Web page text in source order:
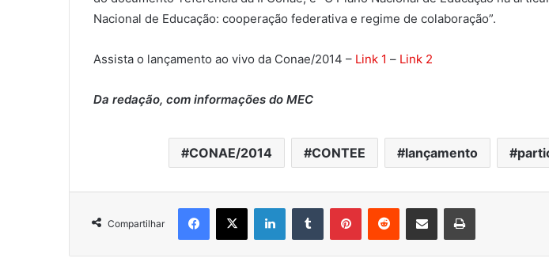
Nacional de Educação: cooperação federativa e regime de colaboração”.
Assista o lançamento ao vivo da Conae/2014 – Link 1 – Link 2
Da redação, com informações do MEC
CONAE/2014 CONTEE lançamento
Compartilhar